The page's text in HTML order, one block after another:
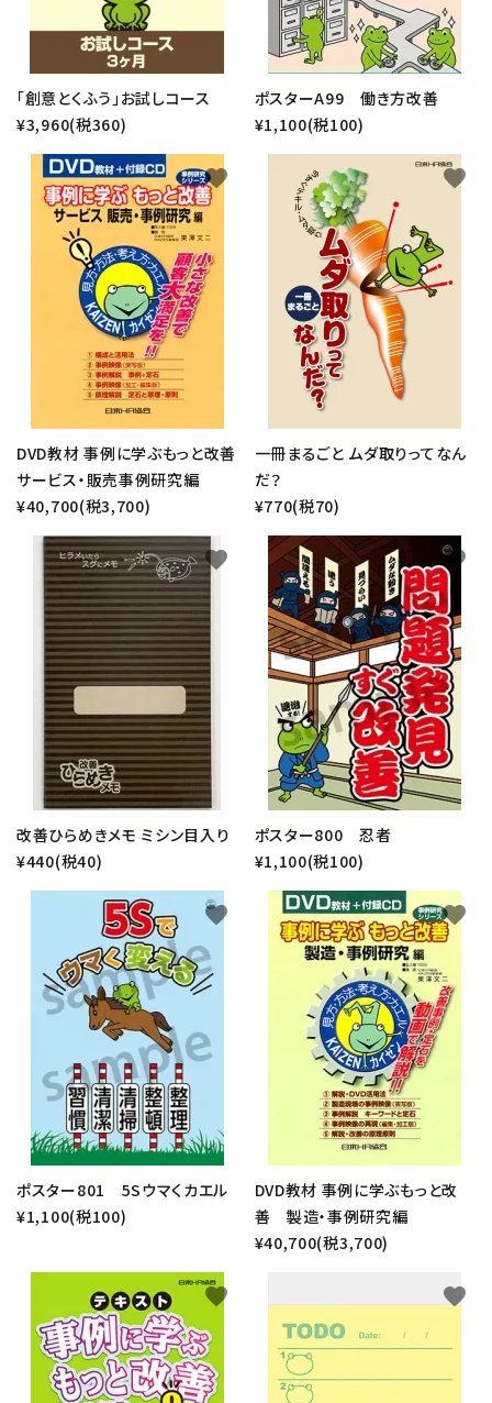
「創意とくふう」お試しコース
¥3,960(税360)
ポスターA99 働き方改善
¥1,100(税100)
DVD教材 事例に学ぶもっと改善
サービス・販売事例研究編
¥40,700(税3,700)
favorite
一冊まるごと ムダ取りってなん
だ？
¥770(税70)
favorite
改善ひらめきメモ ミシン目入り
¥440(税40)
favorite
ポスター800 忍者
¥1,100(税100)
favorite
ポスター801 5Sウマくカエル
¥1,100(税100)
favorite
DVD教材 事例に学ぶもっと改
善 製造・事例研究編
¥40,700(税3,700)
favorite
favorite favorite
カテゴリー
検索する